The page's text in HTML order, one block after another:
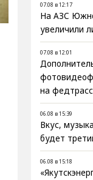
07.08 в 12:17
На АЗС
увеличили
07.08 в 12:01
на
06.08 в 15:39
Вкус,
будет
06.08 в 15:18